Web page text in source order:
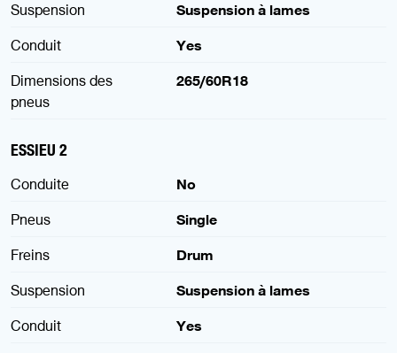
Suspension
Suspension à lames
Conduit
Yes
Dimensions des
pneus
265/60R18
ESSIEU 2
Conduite
No
Pneus
Single
Freins
Drum
Suspension
Suspension à lames
Conduit
Yes